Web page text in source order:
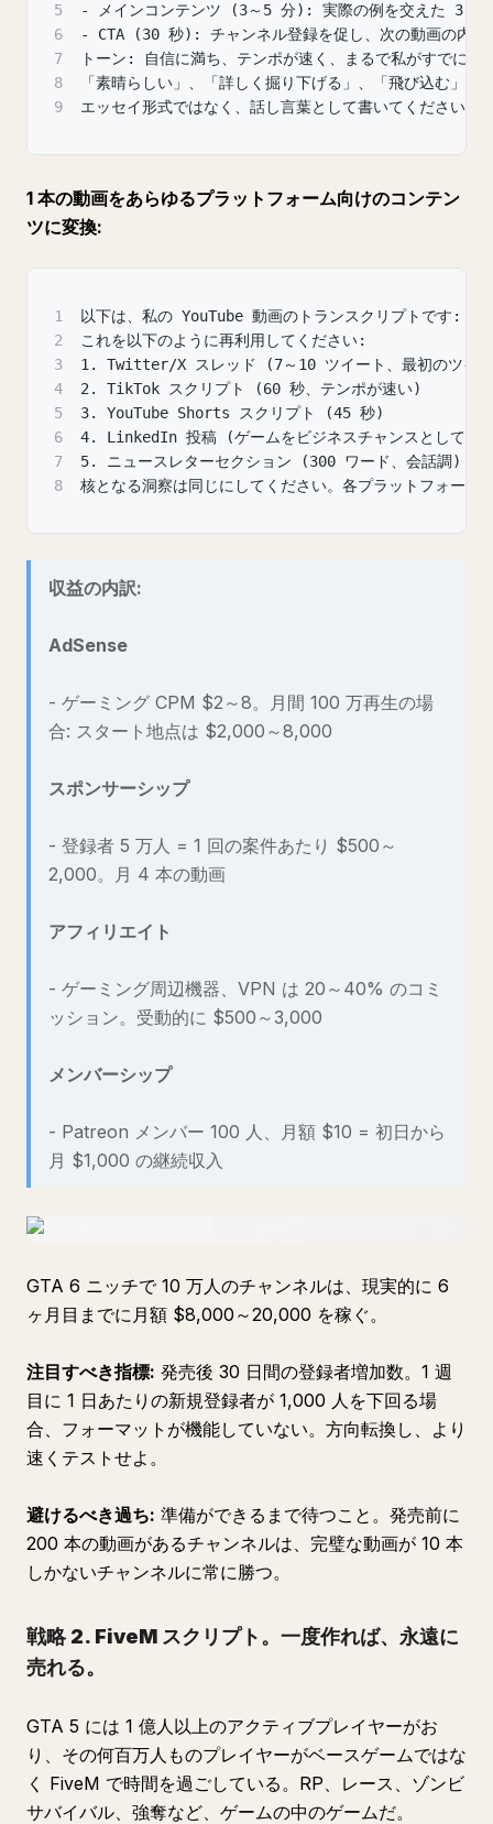
5
- メインコンテンツ (3～5 分): 実際の例を交えた 3～5
6
- CTA (30 秒): チャンネル登録を促し、次の動画の内容
7
トーン: 自信に満ち、テンポが速く、まるで私がすでにリ
8
「素晴らしい」、「詳しく掘り下げる」、「飛び込む」
9
エッセイ形式ではなく、話し言葉として書いてください。
1 本の動画をあらゆるプラットフォーム向けのコンテン
ツに変換:
1
以下は、私の YouTube 動画のトランスクリプトです: [
2
これを以下のように再利用してください:
3
1. Twitter/X スレッド (7～10 ツイート、最初のツイ
4
2. TikTok スクリプト (60 秒、テンポが速い)
5
3. YouTube Shorts スクリプト (45 秒)
6
4. LinkedIn 投稿 (ゲームをビジネスチャンスとして捉
7
5. ニュースレターセクション (300 ワード、会話調)
8
核となる洞察は同じにしてください。各プラットフォー
収益の内訳:
AdSense
- ゲーミング CPM $2～8。月間 100 万再生の場
合: スタート地点は $2,000～8,000
スポンサーシップ
- 登録者 5 万人 = 1 回の案件あたり $500～
2,000。月 4 本の動画
アフィリエイト
- ゲーミング周辺機器、VPN は 20～40% のコミ
ッション。受動的に $500～3,000
メンバーシップ
- Patreon メンバー 100 人、月額 $10 = 初日から
月 $1,000 の継続収入
GTA 6 ニッチで 10 万人のチャンネルは、現実的に 6
ヶ月目までに月額 $8,000～20,000 を稼ぐ。
注目すべき指標: 発売後 30 日間の登録者増加数。1 週
目に 1 日あたりの新規登録者が 1,000 人を下回る場
合、フォーマットが機能していない。方向転換し、より
速くテストせよ。
避けるべき過ち: 準備ができるまで待つこと。発売前に
200 本の動画があるチャンネルは、完璧な動画が 10 本
しかないチャンネルに常に勝つ。
戦略 2. FiveM スクリプト。一度作れば、永遠に
売れる。
GTA 5 には 1 億人以上のアクティブプレイヤーがお
り、その何百万人ものプレイヤーがベースゲームではな
く FiveM で時間を過ごしている。RP、レース、ゾンビ
サバイバル、強奪など、ゲームの中のゲームだ。